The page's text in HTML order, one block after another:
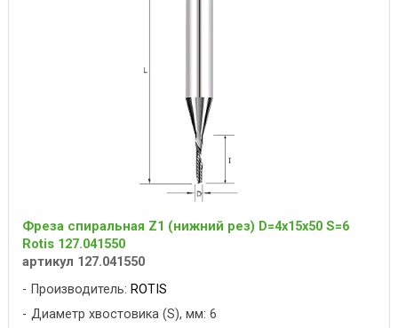
Фреза спиральная Z1 (нижний рез) D=4x15x50 S=6
Rotis 127.041550
артикул 127.041550
Производитель: ROTIS
Диаметр хвостовика (S), мм: 6